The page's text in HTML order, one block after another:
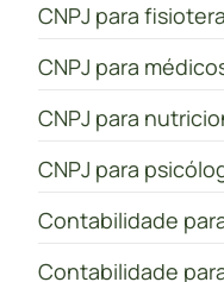
CNPJ para
CNPJ para
CNPJ para
CNPJ para
Contabilidade
Contabilidade